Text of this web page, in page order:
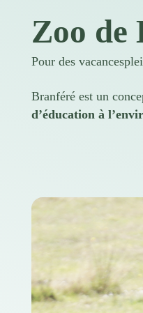
Zoo de
Pour des vacances
Branféré est un
d’éducation à